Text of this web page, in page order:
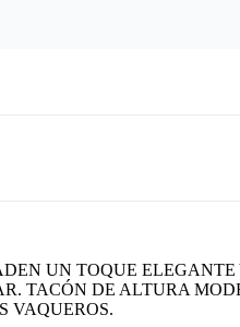
UN TOQUE
TACÓN DE ALTURA
VAQUEROS.